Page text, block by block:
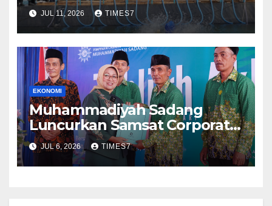
Udangnya
JUL 11, 2026 TIMES7
EKONOMI
Muhammadiyah Sadang
Luncurkan Samsat Corporate
dan Rintis Klinik Kesehatan
JUL 6, 2026 TIMES7